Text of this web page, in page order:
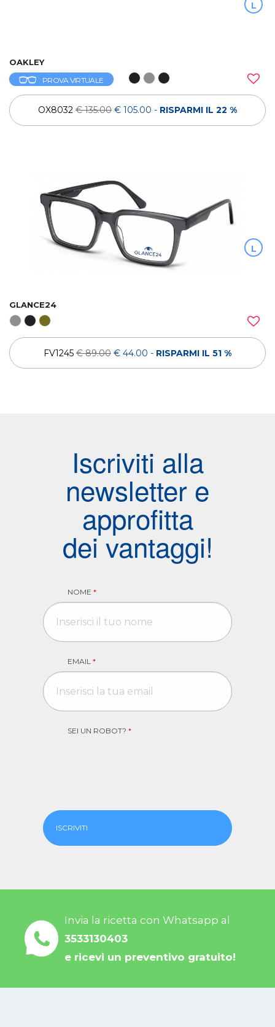
L
OAKLEY
PROVA VIRTUALE
OX8032 € 135.00 € 105.00 - RISPARMI IL 22 %
L
GLANCE24
FV1245 € 89.00 € 44.00 - RISPARMI IL 51 %
Iscriviti alla
newsletter e
approfitta
dei vantaggi!
NOME *
EMAIL *
SEI UN ROBOT? *
ISCRIVITI
Invia la ricetta con Whatsapp al
3533130403
e ricevi un preventivo gratuito!